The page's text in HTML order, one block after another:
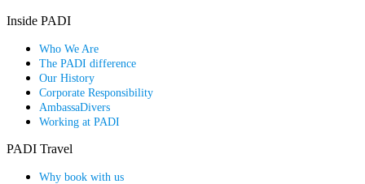
Inside PADI
Who We Are
The PADI difference
Our History
Corporate Responsibility
AmbassaDivers
Working at PADI
PADI Travel
Why book with us